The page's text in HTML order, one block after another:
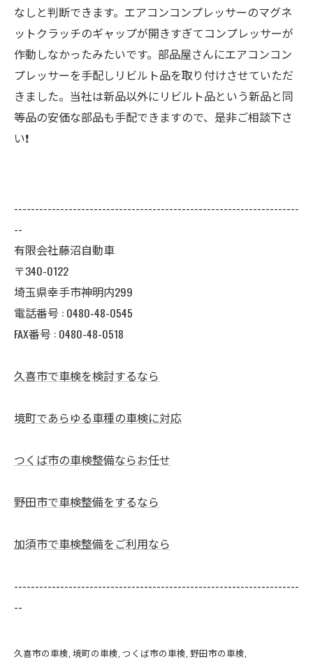
なしと判断できます。エアコンコンプレッサーのマグネ
ットクラッチのギャップが開きすぎてコンプレッサーが
作動しなかったみたいです。部品屋さんにエアコンコン
プレッサーを手配しリビルト品を取り付けさせていただ
きました。当社は新品以外にリビルト品という新品と同
等品の安価な部品も手配できますので、是非ご相談下さ
い❗️
--------------------------------------------------------------------
--
有限会社藤沼自動車
〒340-0122
埼玉県幸手市神明内299
電話番号 : 0480-48-0545
FAX番号 : 0480-48-0518
久喜市で車検を検討するなら
境町であらゆる車種の車検に対応
つくば市の車検整備ならお任せ
野田市で車検整備をするなら
加須市で車検整備をご利用なら
--------------------------------------------------------------------
--
久喜市の車検 境町の車検 つくば市の車検 野田市の車検